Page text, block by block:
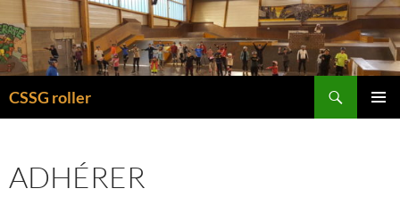
CSSG roller
ADHÉRER